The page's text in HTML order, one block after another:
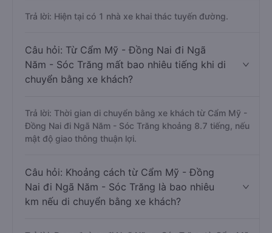
Trả lời: Hiện tại có 1 nhà xe khai thác tuyến đường.
Câu hỏi: Từ Cẩm Mỹ - Đồng Nai đi Ngã
Năm - Sóc Trăng mất bao nhiêu tiếng khi di
chuyển bằng xe khách?
Trả lời: Thời gian di chuyển bằng xe khách từ Cẩm Mỹ -
Đồng Nai đi Ngã Năm - Sóc Trăng khoảng 8.7 tiếng, nếu
mật độ giao thông thuận lợi.
Câu hỏi: Khoảng cách từ Cẩm Mỹ - Đồng
Nai đi Ngã Năm - Sóc Trăng là bao nhiêu
km nếu di chuyển bằng xe khách?